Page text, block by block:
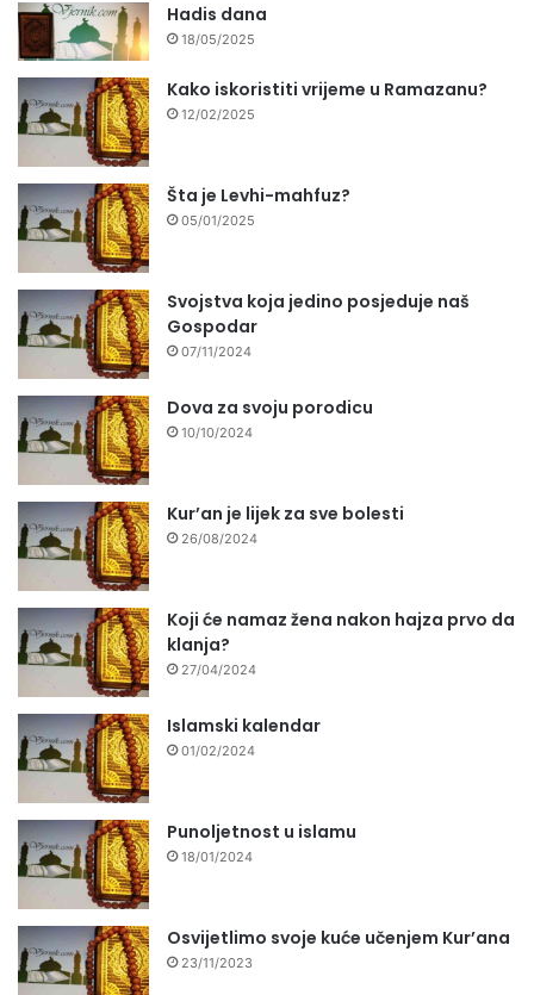
Hadis dana
18/05/2025
Kako iskoristiti vrijeme u Ramazanu?
12/02/2025
Šta je Levhi-mahfuz?
05/01/2025
Svojstva koja jedino posjeduje naš
Gospodar
07/11/2024
Dova za svoju porodicu
10/10/2024
Kur’an je lijek za sve bolesti
26/08/2024
Koji će namaz žena nakon hajza prvo da
klanja?
27/04/2024
Islamski kalendar
01/02/2024
Punoljetnost u islamu
18/01/2024
Osvijetlimo svoje kuće učenjem Kur’ana
23/11/2023